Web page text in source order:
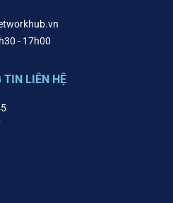
- 17h00
TIN LIÊN HỆ